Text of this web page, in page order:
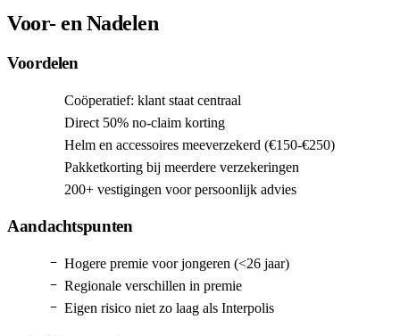
Voor- en Nadelen
Voordelen
Coöperatief: klant staat centraal
Direct 50% no-claim korting
Helm en accessoires meeverzekerd (€150-€250)
Pakketkorting bij meerdere verzekeringen
200+ vestigingen voor persoonlijk advies
Aandachtspunten
Hogere premie voor jongeren (<26 jaar)
Regionale verschillen in premie
Eigen risico niet zo laag als Interpolis